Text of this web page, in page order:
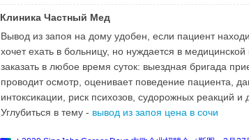
Клиника Частный Мед
Вывод из запоя на дому удобен, если пациент
хочет ехать в больницу, но нуждается в
заказать в любое время суток: выездная бригада
проводит осмотр, оценивает поведение пациента,
интоксикации, риск психозов, судорожных реакций и
Углубиться в тему - вывод из запоя цена в сочи